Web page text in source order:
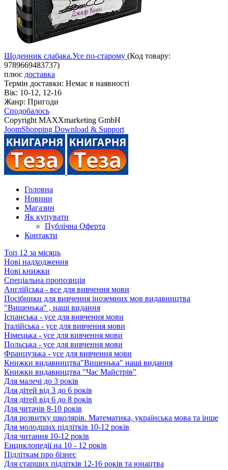
Щоденник слабака.Усе по-старому (Код товару:
9789669483737)
плюс доставка
Термін доставки: Немає в наявності
Вік: 10-12, 12-16
Жанр: Пригоди
Сподобалось
Copyright MAXXmarketing GmbH
JoomShopping Download & Support
Головна
Новини
Магазин
Як купувати
Публічна Оферта
Контакти
Топ 12 за місяць
Нові надходження
Нові книжки
Спеціальна пропозиція
Англійська - все для вивчення мови
Посібники для вивчення іноземних мов видавництва
"Вишенька" , наші видання
Іспанська - усе для вивчення мови
Італійська - усе для вивчення мови
Німецька - усе для вивчення мови
Польська - усе для вивчення мови
Французька - усе для вивчення мови
Книжки видавництва"Вишенька" наші видання
Книжки видавництва "Час Майстрів"
Для малечі до 3 років
Для дітей від 3 до 6 років
Для дітей від 6 до 8 років
Для читачів 8-10 років
Для розвитку школярів. Математика, українська мова та інше
Для молодших підлітків 10-12 років
Для читання 10-12 років
Енциклопедії на 10 - 12 років
Підліткам про бізнес
Для старших підлітків 12-16 років та юнацтва